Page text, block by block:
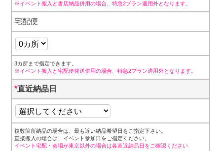
※イベント搬入と書店納品併用の場合、特急2プラン適用外となります。
宅配便
3カ所まで指定できます。
※イベント搬入と宅配便発送併用の場合、特急2プラン適用外となります。
*直近納品日
複数箇所納品の場合は、最も近い納品希望日をご指定下さい。
直接搬入の場合は、イベント参加日をご指定ください。
イベント宅配・会場が東京以外の場合は各直近納品日をご確認ください